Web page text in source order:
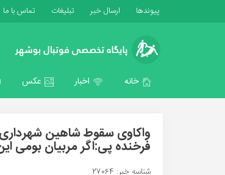
پیوندها ارسال خبر تبلیغات تماس با ما
خانه اخبار عکس
واکاوی سقوط شاهین
فرخنده پی:اگر مربیان بومی
شناسه خبر: 27064